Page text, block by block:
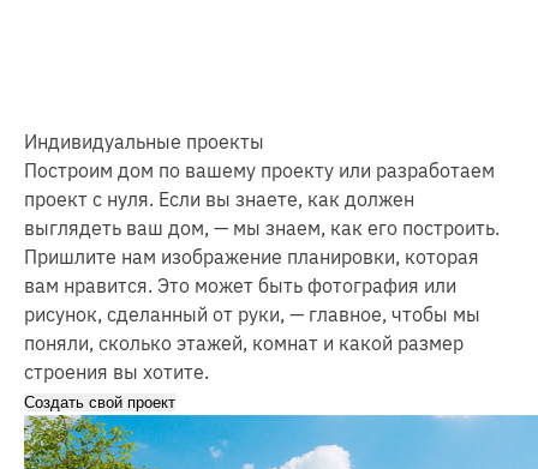
Индивидуальные проекты
Построим дом по вашему проекту или разработаем
проект с нуля. Если вы знаете, как должен
выглядеть ваш дом, — мы знаем, как его построить.
Пришлите нам изображение планировки, которая
вам нравится. Это может быть фотография или
рисунок, сделанный от руки, — главное, чтобы мы
поняли, сколько этажей, комнат и какой размер
строения вы хотите.
Создать свой проект